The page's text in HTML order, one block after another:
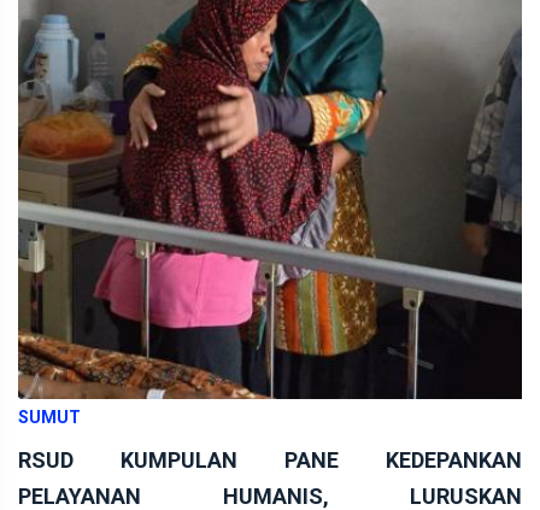
SUMUT
RSUD KUMPULAN PANE KEDEPANKAN
PELAYANAN HUMANIS, LURUSKAN